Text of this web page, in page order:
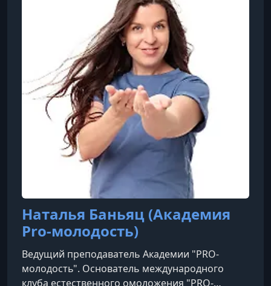
Наталья Баньяц (Академия
Pro-молодость)
Ведущий преподаватель Академии "PRO-
молодость". Основатель международного
клуба естественного омоложения "PRO-